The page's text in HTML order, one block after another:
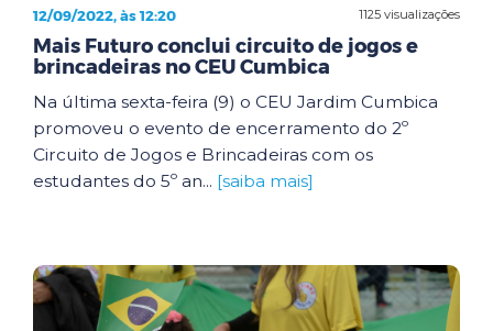
1125 visualizações
12/09/2022, às 12:20
Mais Futuro conclui circuito de jogos e
brincadeiras no CEU Cumbica
Na última sexta-feira (9) o CEU Jardim Cumbica
promoveu o evento de encerramento do 2º
Circuito de Jogos e Brincadeiras com os
estudantes do 5º an... [saiba mais]